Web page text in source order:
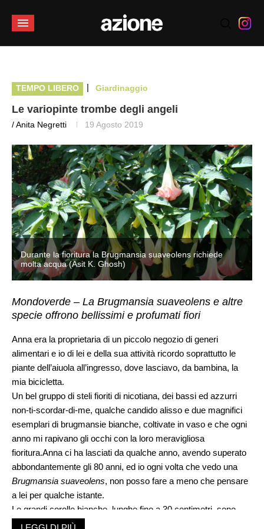
TEMPO LIBERO | Giardinaggio
Le variopinte trombe degli angeli
/ Anita Negretti 19 Agosto 2019
Durante la fioritura la Brugmansia suaveolens richiede
molta acqua (Asit K. Ghosh)
Mondoverde – La Brugmansia suaveolens e altre
specie offrono bellissimi e profumati fiori
Anna era la proprietaria di un piccolo negozio di generi
alimentari e io di lei e della sua attività ricordo soprattutto le
piante dell’aiuola all’ingresso, dove lasciavo, da bambina, la
mia bicicletta.
Un bel gruppo di steli fioriti di nicotiana, dei bassi ed azzurri
non-ti-scordar-di-me, qualche candido alisso e due magnifici
esemplari di brugmansie bianche, coltivate in vaso e che ogni
anno mi rapivano gli occhi con la loro meravigliosa
fioritura.Anna ci ha lasciati da qualche anno, avendo superato
abbondantemente gli 80 anni, ed io ogni volta che vedo una
Brugmansia suaveolens, non posso fare a meno che pensare
a lei per qualche istante.
Le grandi corolle bianche, lunghe fino a 30 centimetri, sono
profumatissime e di notte al fresco si alzano, mentre di giorno